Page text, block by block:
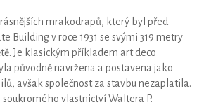
mrakodrapů, který byl před
Building v roce 1931 se svými 319 metry
Je klasickým příkladem art deco
původně navržena a postavena jako
avšak společnost za stavbu nezaplatila.
vlastnictví Waltera P.